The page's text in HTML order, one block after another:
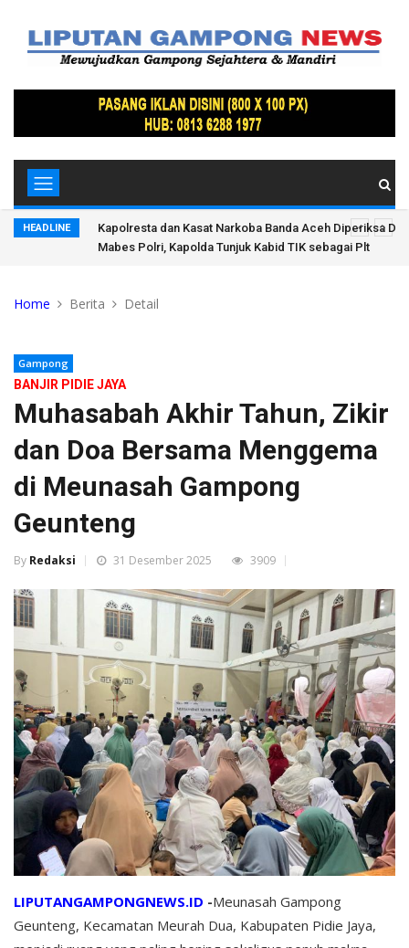
HEADLINE
Kapolresta dan Kasat Narkoba Banda Aceh Diperiksa
Mabes Polri, Kapolda Tunjuk Kabid TIK sebagai Plt
Home Berita Detail
Gampong
BANJIR PIDIE JAYA
Muhasabah Akhir Tahun, Zikir
dan Doa Bersama Menggema
di Meunasah Gampong
Geunteng
By Redaksi 31 Desember 2025 3909
LIPUTANGAMPONGNEWS.ID -Meunasah Gampong
Geunteng, Kecamatan Meurah Dua, Kabupaten Pidie Jaya,